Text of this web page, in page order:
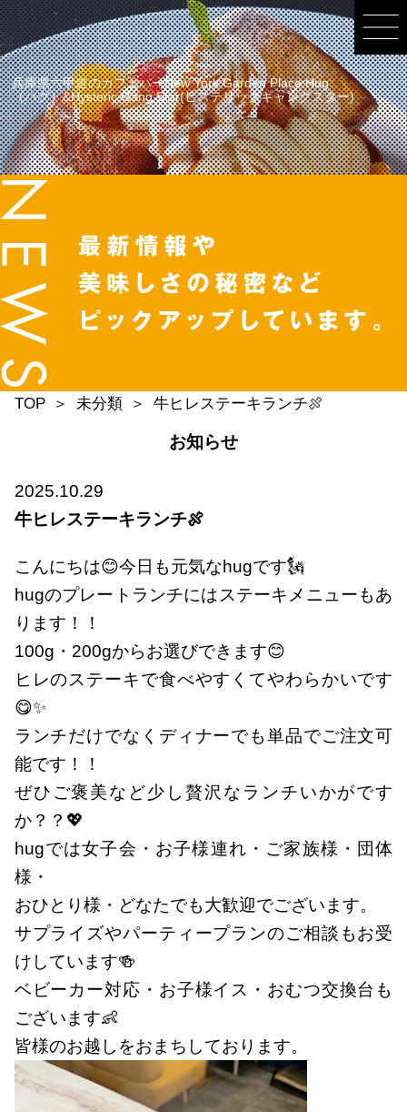
兵庫県六甲道のカフェバーNew York Garden Place Hug
（ハグ）&Hysteric Gang Star(ヒステリックギャングスター)
TOP 未分類 牛ヒレステーキランチ🍖
お知らせ
2025.10.29
牛ヒレステーキランチ🍖
こんにちは😊今日も元気なhugです🗽
hugのプレートランチにはステーキメニューもあ
ります！！
100g・200gからお選びできます😊
ヒレのステーキで食べやすくてやわらかいです
😋✨
ランチだけでなくディナーでも単品でご注文可
能です！！
ぜひご褒美など少し贅沢なランチいかがです
か？？💖
hugでは女子会・お子様連れ・ご家族様・団体
様・
おひとり様・どなたでも大歓迎でございます。
サプライズやパーティープランのご相談もお受
けしています🍻
ベビーカー対応・お子様イス・おむつ交換台も
ございます👶
皆様のお越しをおまちしております。